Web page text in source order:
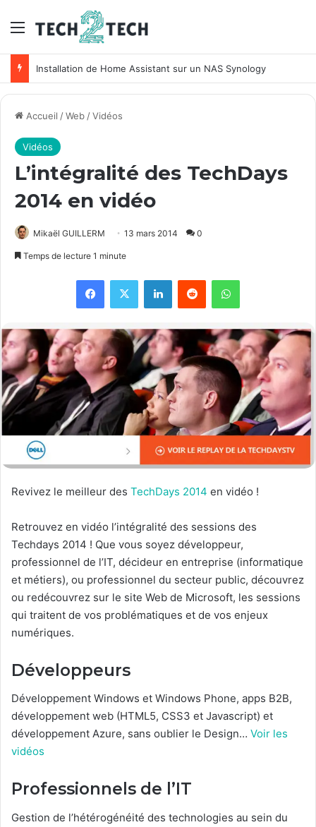
Menu
Installation de Home Assistant sur un NAS Synology
Accueil /Web/Vidéos
Vidéos
L’intégralité des TechDays
2014 en vidéo
Mikaël GUILLERM 13 mars 2014 0
Temps de lecture 1 minute
Revivez le meilleur des TechDays 2014 en vidéo !
Retrouvez en vidéo l’intégralité des sessions des
Techdays 2014 ! Que vous soyez développeur,
professionnel de l’IT, décideur en entreprise (informatique
et métiers), ou professionnel du secteur public, découvrez
ou redécouvrez sur le site Web de Microsoft, les sessions
qui traitent de vos problématiques et de vos enjeux
numériques.
Développeurs
Développement Windows et Windows Phone, apps B2B,
développement web (HTML5, CSS3 et Javascript) et
développement Azure, sans oublier le Design… Voir les
vidéos
Professionnels de l’IT
Gestion de l’hétérogénéité des technologies au sein du